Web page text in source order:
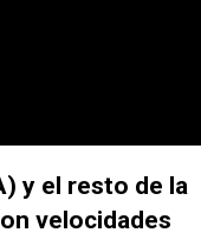
y el resto de la
velocidades